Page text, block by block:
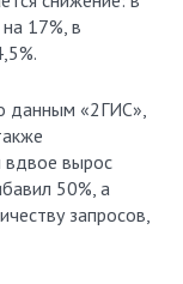
17%, в
данным «2ГИС»,
вдвое вырос
50%, а
запросов,